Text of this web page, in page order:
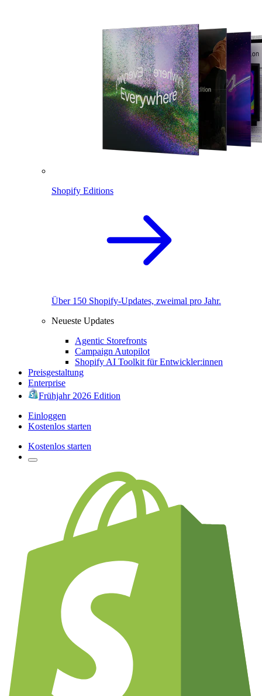
Shopify Editions
Über 150 Shopify-Updates, zweimal pro Jahr.
Neueste Updates
Agentic Storefronts
Campaign Autopilot
Shopify AI Toolkit für Entwickler:innen
Preisgestaltung
Enterprise
Frühjahr 2026 Edition
Einloggen
Kostenlos starten
Kostenlos starten